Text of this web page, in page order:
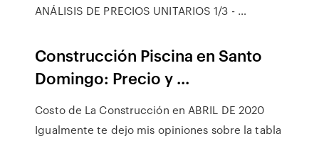
ANÁLISIS DE PRECIOS UNITARIOS 1/3 - …
Construcción Piscina en Santo
Domingo: Precio y ...
Costo de La Construcción en ABRIL DE 2020
Igualmente te dejo mis opiniones sobre la tabla